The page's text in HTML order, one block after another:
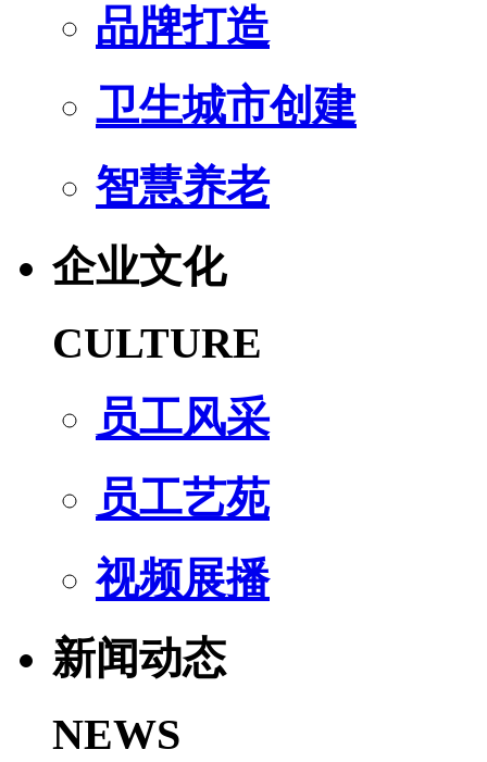
品牌打造
卫生城市创建
智慧养老
企业文化
CULTURE
员工风采
员工艺苑
视频展播
新闻动态
NEWS